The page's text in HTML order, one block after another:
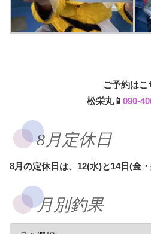
ご予約はこ
松栄丸📱 090-
8月定休日
8月の定休日は、12(水)と14日(金
月別釣果